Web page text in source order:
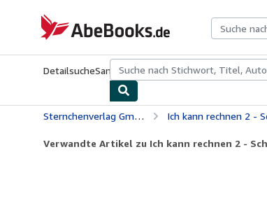
AbeBooks.de
DetailsucheSammlungenAntiquarische Bücher
Sternchenverlag GmbH Ich kann rechnen 2 - Schülerarbeitsheft für die 1.
Verwandte Artikel zu Ich kann rechnen 2 -